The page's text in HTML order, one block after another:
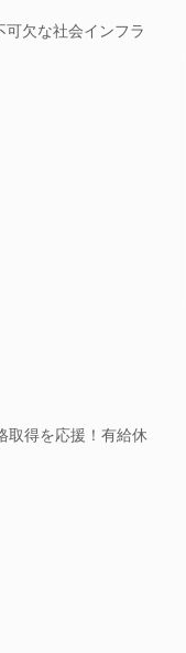
欠な社会インフラ
得を応援！有給休